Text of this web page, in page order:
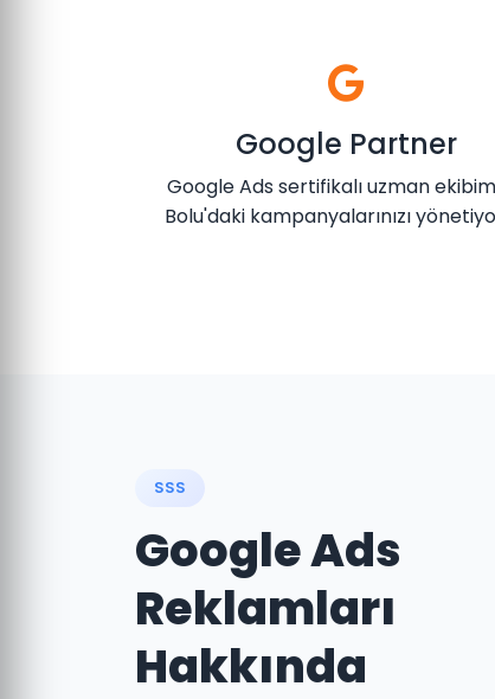
Google Partner
Google Ads sertifikalı uzman
Bolu'daki kampanyalarınızı
SSS
Google Ads
Reklamları
Hakkında